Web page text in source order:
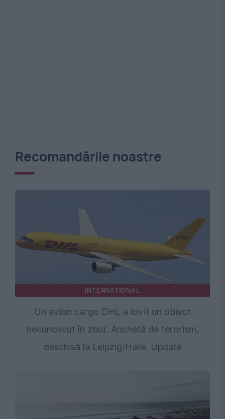
Recomandările noastre
INTERNATIONAL
Un avion cargo DHL a lovit un obiect
necunoscut în zbor. Anchetă de terorism,
deschisă la Leipzig/Halle. Update